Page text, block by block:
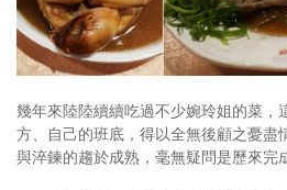
幾年來陸陸續續吃過不少婉玲姐的菜，
方、自己的班底，得以全無後顧之憂盡
與淬鍊的趨於成熟，毫無疑問是歷來完